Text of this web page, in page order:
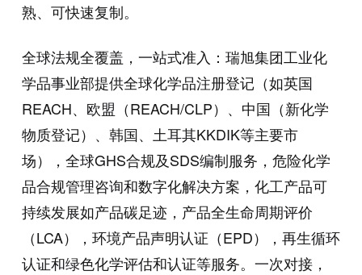
熟、可快速复制。
全球法规全覆盖，一站式准入：瑞旭集团工业化
学品事业部提供全球化学品注册登记（如英国
REACH、欧盟（REACH/CLP）、中国（新化学
物质登记）、韩国、土耳其KKDIK等主要市
场），全球GHS合规及SDS编制服务，危险化学
品合规管理咨询和数字化解决方案，化工产品可
持续发展如产品碳足迹，产品全生命周期评价
（LCA），环境产品声明认证（EPD），再生循环
认证和绿色化学评估和认证等服务。一次对接，